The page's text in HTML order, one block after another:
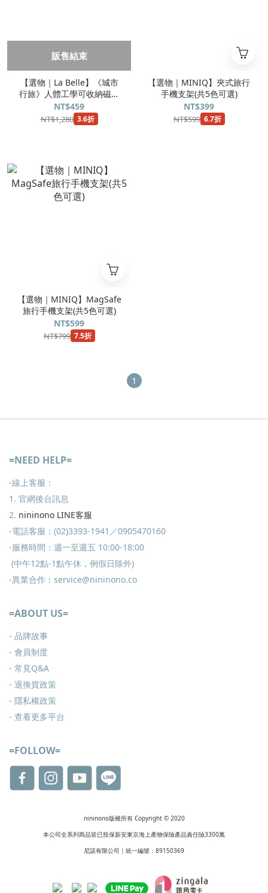
販售結束
【選物｜La Belle】《城市
行旅》人體工學可收納磁力
U型記憶頸枕(共2色可選)
NT$459
NT$1,280 3.6折
【選物｜MINIQ】夾式旅行
手機支架(共5色可選)
NT$399
NT$599 6.7折
【選物｜MINIQ】MagSafe
旅行手機支架(共5色可選)
NT$599
NT$799 7.5折
1
=NEED HELP=
-線上客服：
1. 官網後台訊息
2. nininono LINE客服
-電話客服：(02)3393-1941／0905470160
-服務時間：週一至週五 10:00-18:00
(中午12點-1點午休，例假日除外)
-異業合作：service@nininono.co
=ABOUT US=
- 品牌故事
- 會員制度
- 常見Q&A
- 退換貨政策
- 隱私權政策
- 查看更多平台
=FOLLOW=
nininono版權所有 Copyright © 2020
本公司全系列商品皆已投保新安東京海上產物保險產品責任險3300萬
尼諾有限公司｜統一編號：89150369